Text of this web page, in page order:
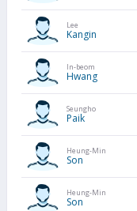
Lee
Kangin
In-beom
Hwang
Seungho
Paik
Heung-Min
Son
Heung-Min
Son